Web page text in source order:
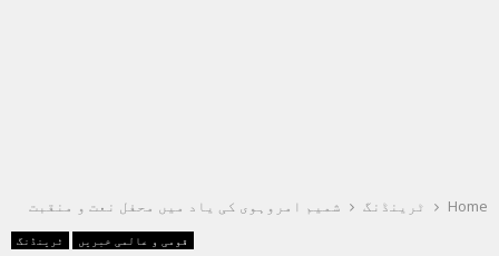
Home ٹرینڈنگ شمیم امروہوی کی یاد میں محفل نعت و منقبت
ٹرینڈنگ قومی و عالمی خبریں